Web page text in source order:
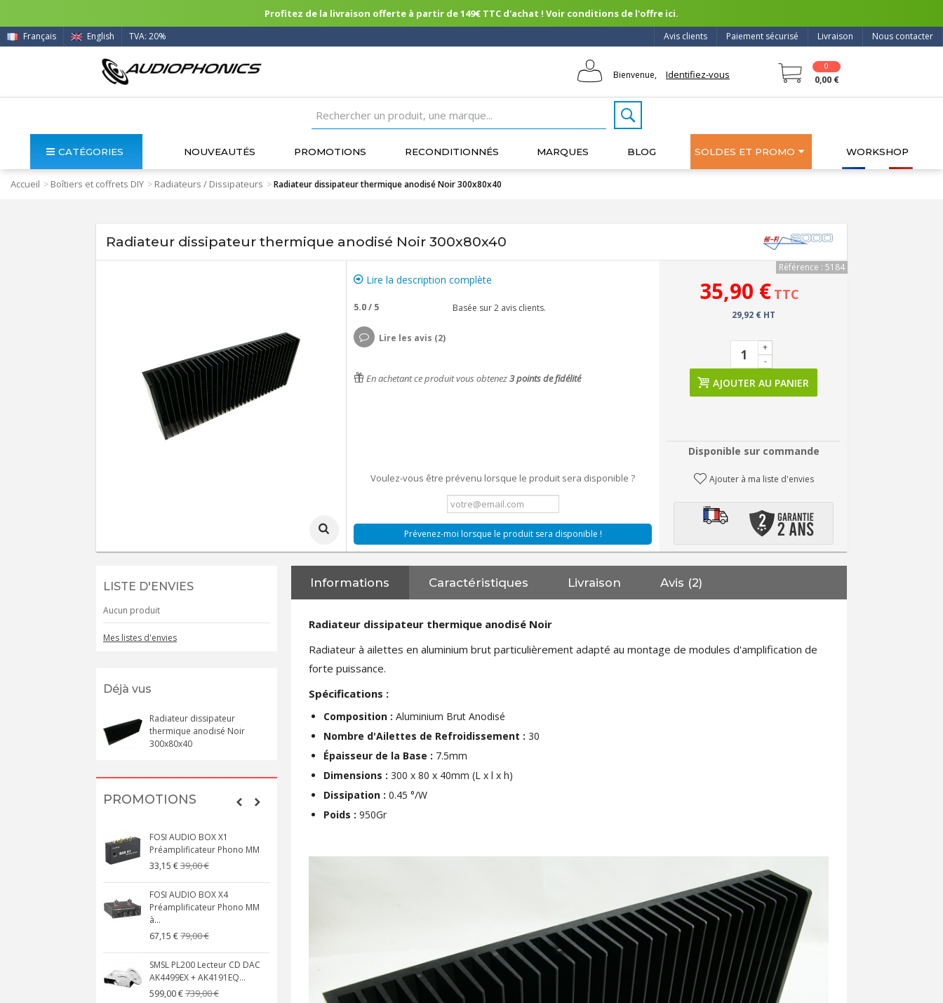
Profitez de la livraison offerte à partir de 149€ TTC d'achat ! Voir conditions de l'offre ici.
Nous contacter
Livraison
Paiement sécurisé
Avis clients
Français English TVA: 20%
Bienvenue, Identifiez-vous
0
0,00 €
CATÉGORIES NOUVEAUTÉS PROMOTIONS RECONDITIONNÉS MARQUES BLOG SOLDES ET PROMO WORKSHOP
Accueil > Boîtiers et coffrets DIY > Radiateurs / Dissipateurs >Radiateur dissipateur thermique anodisé Noir 300x80x40
Radiateur dissipateur thermique anodisé Noir 300x80x40
Lire la description complète
5.0/ 5 Basée sur2avis clients.
Lire les avis (2)
En achetant ce produit vous obtenez3points de fidélité
Voulez-vous être prévenu lorsque le produit sera disponible ?
Prévenez-moi lorsque le produit sera disponible !
Référence : 5184
35,90 € TTC
29,92 € HT
-
+
AJOUTER AU PANIER
Disponible sur commande
Ajouter à ma liste d'envies
LISTE D'ENVIES
Aucun produit
Mes listes d'envies
Déjà vus
Radiateur dissipateur
thermique anodisé Noir
300x80x40
PROMOTIONS
FOSI AUDIO BOX X1
Préamplificateur Phono MM
33,15 €39,00 €
FOSI AUDIO BOX X4
Préamplificateur Phono MM
à...
67,15 €79,00 €
SMSL PL200 Lecteur CD DAC
AK4499EX + AK4191EQ...
599,00 €739,00 €
Amplificateur Intégré...
579,00 €649,00 €
Informations Caractéristiques Livraison Avis (2)
Radiateur dissipateur thermique anodisé Noir
Radiateur à ailettes en aluminium brut particulièrement adapté au montage de modules d'amplification de
forte puissance.
Spécifications :
Composition :Aluminium Brut Anodisé
Nombre d'Ailettes de Refroidissement :30
Épaisseur de la Base : 7.5mm
Dimensions :300 x 80 x 40mm (L x l x h)
Dissipation :0.45 °/W
Poids :950Gr